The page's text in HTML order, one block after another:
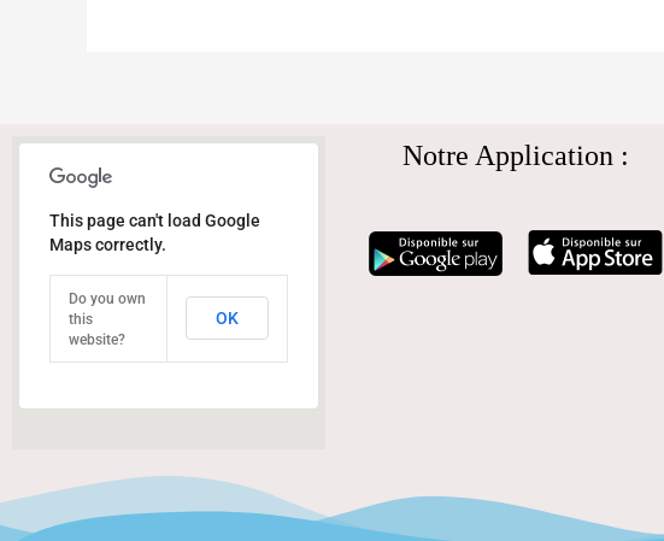
This page can't load Google
Maps correctly.
Do you own
this
website?
OK
Notre Application :